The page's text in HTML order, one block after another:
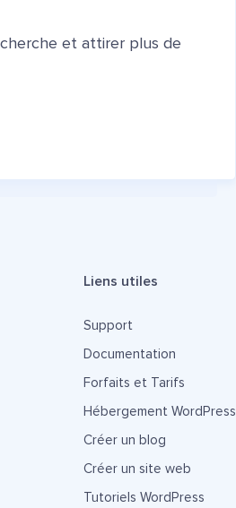
et attirer plus de
Liens utiles
Support
Documentation
Forfaits et Tarifs
Hébergement WordPress
Créer un blog
Créer un site web
Tutoriels WordPress